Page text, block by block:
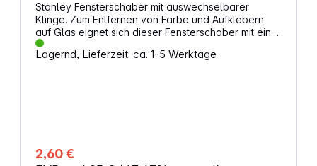
Stanley Fensterschaber mit auswechselbarer
Klinge. Zum Entfernen von Farbe und Aufklebern
auf Glas eignet sich dieser Fensterschaber mit einer
Klingenbreite von 60 mm. Die auswechselbare
Klinge ermöglicht die weitere Nutzung bei
mitgelieferte Klinge ermöglicht den sofortigen
Einsatz. Sichere Handhabung im AlltagGriff und
Lagernd, Lieferzeit: ca. 1-5 Werktage
2,60 €